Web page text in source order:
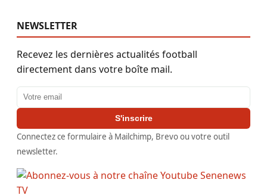
NEWSLETTER
Recevez les dernières actualités football
directement dans votre boîte mail.
Adresse email
S'inscrire
Connectez ce formulaire à Mailchimp, Brevo ou votre outil
newsletter.